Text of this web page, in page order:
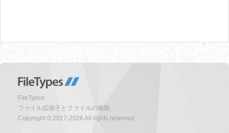
FileTypes
ファイル拡張子とファイルの種類
Copyright © 2017-2026 All rights reserved